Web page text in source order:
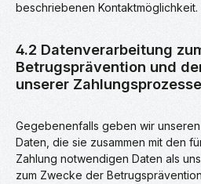
beschriebenen Kontaktmöglichkeit.
4.2 Datenverarbeitung
Betrugsprävention und
unserer Zahlungsprozesse
Gegebenenfalls geben wir
Daten, die sie zusammen mit den
Zahlung notwendigen Daten als
zum Zwecke der